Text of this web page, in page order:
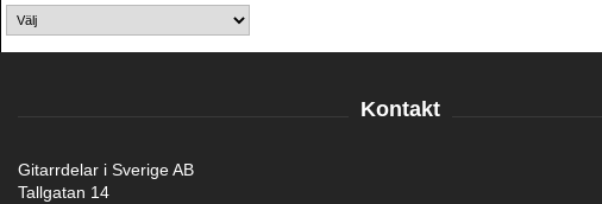
Kontakt
Gitarrdelar i Sverige AB
Tallgatan 14